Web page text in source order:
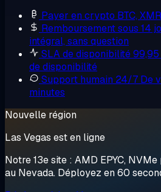
Payer en crypto BTC,
Remboursement sous 14
intégral, sans question
SLA de disponibilité 99,95
de disponibilité
Support humain 24/7 De
minutes
Nouvelle région
Las Vegas est en ligne
Notre 13e site : AMD EPYC,
au Nevada. Déployez en 60